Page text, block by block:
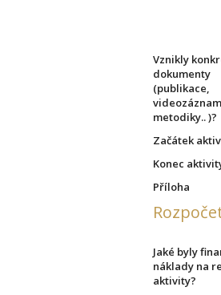
Vznikly
dokumenty
(publikace,
metodiky.. )?
Začátek
Konec
Příloha
Jaké byly
náklady na
aktivity?